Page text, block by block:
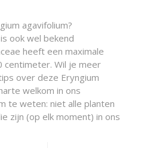
agavifolium?
ook wel bekend
heeft een maximale
centimeter. Wil je meer
over deze Eryngium
welkom in ons
te weten: niet alle planten
zijn (op elk moment) in ons